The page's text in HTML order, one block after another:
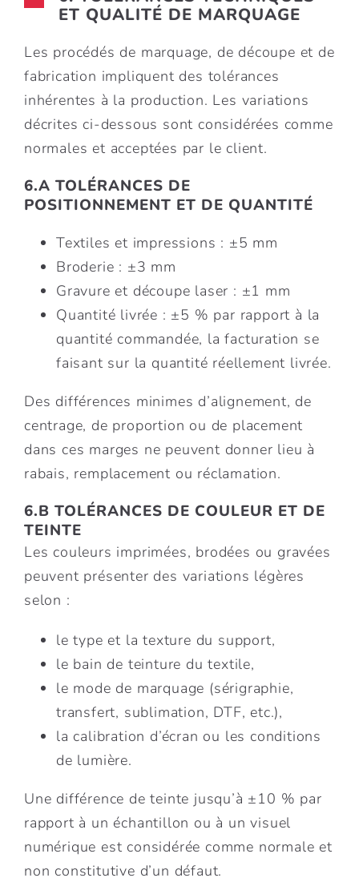
ET QUALITÉ DE MARQUAGE
Les procédés de marquage, de découpe et de
fabrication impliquent des tolérances
inhérentes à la production. Les variations
décrites ci-dessous sont considérées comme
normales et acceptées par le client.
6.A TOLÉRANCES DE
POSITIONNEMENT ET DE QUANTITÉ
Textiles et impressions : ±5 mm
Broderie : ±3 mm
Gravure et découpe laser : ±1 mm
Quantité livrée : ±5 % par rapport à la
quantité commandée, la facturation se
faisant sur la quantité réellement livrée.
Des différences minimes d’alignement, de
centrage, de proportion ou de placement
dans ces marges ne peuvent donner lieu à
rabais, remplacement ou réclamation.
6.B TOLÉRANCES DE COULEUR ET DE
TEINTE
Les couleurs imprimées, brodées ou gravées
peuvent présenter des variations légères
selon :
le type et la texture du support,
le bain de teinture du textile,
le mode de marquage (sérigraphie,
transfert, sublimation, DTF, etc.),
la calibration d’écran ou les conditions
de lumière.
Une différence de teinte jusqu’à ±10 % par
rapport à un échantillon ou à un visuel
numérique est considérée comme normale et
non constitutive d’un défaut.